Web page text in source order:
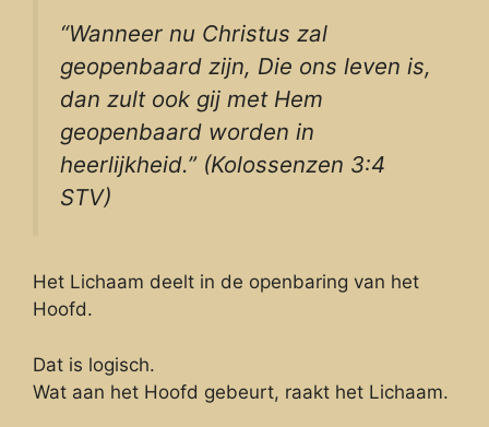
“Wanneer nu Christus zal
geopenbaard zijn, Die ons leven is,
dan zult ook gij met Hem
geopenbaard worden in
heerlijkheid.” (Kolossenzen 3:4
STV)
Het Lichaam deelt in de openbaring van het
Hoofd.
Dat is logisch.
Wat aan het Hoofd gebeurt, raakt het Lichaam.